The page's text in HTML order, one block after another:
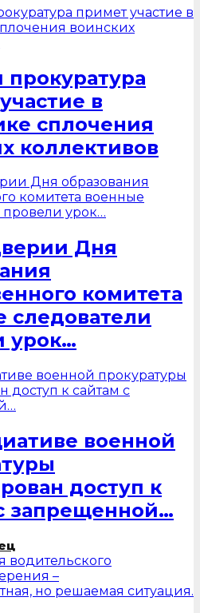
прокуратура
в
сплочения
коллективов
Дня
комитета
следователи
урок…
военной
доступ к
запрещенной…